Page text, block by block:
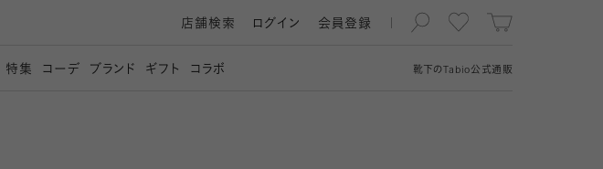
靴下の Tabio公式通販
店舗検索 ログイン 会員登録
特集 コーデ ブランド ギフト コラボ